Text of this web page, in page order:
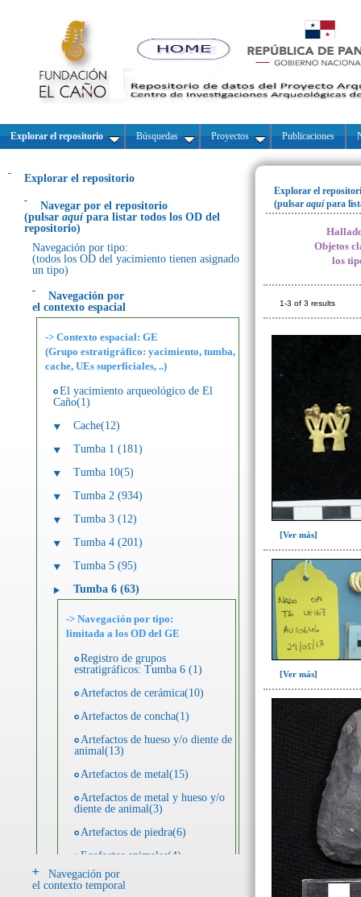
Explorar el repositorio Búsquedas Proyectos Publicaciones
Explorar el repositorio
Navegar por el repositorio
(pulsar aquí para listar todos los OD del
repositorio)
Navegación por tipo:
(todos los OD del yacimiento tienen asignado
un tipo)
Navegación por
el contexto espacial
-> Contexto espacial: GE
(Grupo estratigráfico: yacimiento, tumba,
cache, UEs superficiales, ..)
El yacimiento arqueológico de El
Caño(1)
Cache(12)
Tumba 1 (181)
Tumba 10(5)
Tumba 2 (934)
Tumba 3 (12)
Tumba 4 (201)
Tumba 5 (95)
Tumba 6 (63)
-> Navegación por tipo:
limitada a los OD del GE
Registro de grupos
estratigráficos: Tumba 6 (1)
Artefactos de cerámica(10)
Artefactos de concha(1)
Artefactos de hueso y/o diente de
animal(13)
Artefactos de metal(15)
Artefactos de metal y hueso y/o
diente de animal(3)
Artefactos de piedra(6)
Ecofactos animales(4)
Registro de restos óseos humanos
(individuos)(3)
Navegación por
el contexto temporal
Explorar el
(pulsar aquípara
Objetos
los
1-3 of 3 results
[Ver más]
[Ver más]